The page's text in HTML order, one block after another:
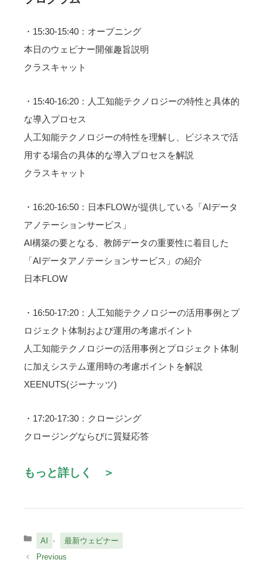
・15:30-15:40：オープニング
本日のウェビナー開催趣旨説明
クラスキャット
・15:40-16:20：人工知能テクノロジーの特性と具体的
な導入プロセス
人工知能テクノロジーの特性を理解し、ビジネスで活
用する場合の具体的な導入プロセスを解説
クラスキャット
・16:20-16:50：日本FLOWが提供している「AIデータ
アノテーションサービス」
AI構築の要となる、教師データの重要性に着目した
「AIデータアノテーションサービス」の紹介
日本FLOW
・16:50-17:20：人工知能テクノロジーの活用事例とプ
ロジェクト体制および運用の考慮ポイント
人工知能テクノロジーの活用事例とプロジェクト体制
に加えシステム運用時の考慮ポイントを解説
XEENUTS(ジーナッツ)
・17:20-17:30：クロージング
クロージングならびに質疑応答
もっと詳しく ＞
カ
テ
ゴ
AI 、 最新ウェビナー